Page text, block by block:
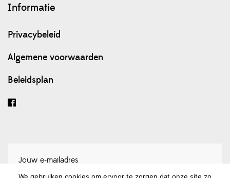
Informatie
Privacybeleid
Algemene voorwaarden
Beleidsplan